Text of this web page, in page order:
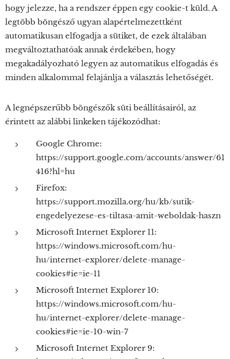
hogy jelezze, ha a rendszer éppen egy cookie-t küld. A
legtöbb böngésző ugyan alapértelmezettként
automatikusan elfogadja a sütiket, de ezek általában
megváltoztathatóak annak érdekében, hogy
megakadályozható legyen az automatikus elfogadás és
minden alkalommal felajánlja a választás lehetőségét.
A legnépszerűbb böngészők süti beállításairól, az
érintett az alábbi linkeken tájékozódhat:
Google Chrome:
https://support.google.com/accounts/answer/61
416?hl=hu
Firefox:
https://support.mozilla.org/hu/kb/sutik-
engedelyezese-es-tiltasa-amit-weboldak-haszn
Microsoft Internet Explorer 11:
https://windows.microsoft.com/hu-
hu/internet-explorer/delete-manage-
cookies#ie=ie-11
Microsoft Internet Explorer 10:
https://windows.microsoft.com/hu-
hu/internet-explorer/delete-manage-
cookies#ie=ie-10-win-7
Microsoft Internet Explorer 9: